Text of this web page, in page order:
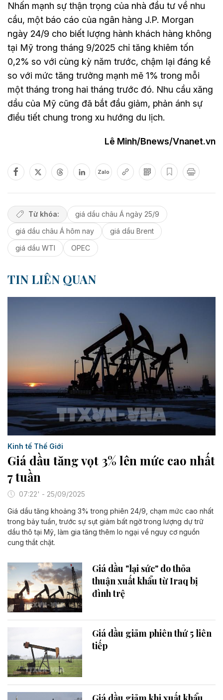
Nhấn mạnh sự thận trọng của nhà đầu tư về nhu
cầu, một báo cáo của ngân hàng J.P. Morgan
ngày 24/9 cho biết lượng hành khách hàng không
tại Mỹ trong tháng 9/2025 chỉ tăng khiêm tốn
0,2% so với cùng kỳ năm trước, chậm lại đáng kể
so với mức tăng trưởng mạnh mẽ 1% trong mỗi
một tháng trong hai tháng trước đó. Nhu cầu xăng
dầu của Mỹ cũng đã bắt đầu giảm, phản ánh sự
điều tiết chung trong xu hướng du lịch.
Lê Minh/Bnews/Vnanet.vn
Zalo
Từ khóa:
giá dầu châu Á ngày 25/9
giá dầu châu Á hôm nay
giá dầu Brent
giá dầu WTI
OPEC
TIN LIÊN QUAN
Kinh tế Thế Giới
Giá dầu tăng vọt 3% lên mức cao nhất
7 tuần
07:22' - 25/09/2025
Giá dầu tăng khoảng 3% trong phiên 24/9, chạm mức cao nhất
trong bảy tuần, trước sự sụt giảm bất ngờ trong lượng dự trữ
dầu thô tại Mỹ, làm gia tăng thêm lo ngại về nguy cơ nguồn
cung thắt chặt.
Giá dầu "lại sức" do thỏa
thuận xuất khẩu từ Iraq bị
đình trệ
Giá dầu giảm phiên thứ 5 liên
tiếp